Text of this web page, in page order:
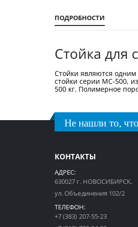
изображений
ПОДРОБНОСТИ
Стойка для
Стойки являются одним
стойки серии МС-500,
500 кг. Полимерное
Не нашли то,
КОНТАКТЫ
АДРЕС:
630027 г. НОВОСИБИРСК,
ул. Объединения 102/2
ТЕЛЕФОН:
+7 (383) 207-55-23